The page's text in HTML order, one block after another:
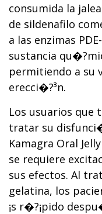
consumida la
de sildenafilo
a las enzimas
sustancia
permitiendo a su
erecci�?³n.
Los usuarios que
tratar su
Kamagra Oral
se requiere
sus efectos. Al
gelatina, los
¡s r�?¡pido